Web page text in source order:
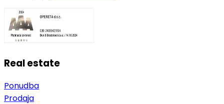
Real estate
Ponudba
Prodaja